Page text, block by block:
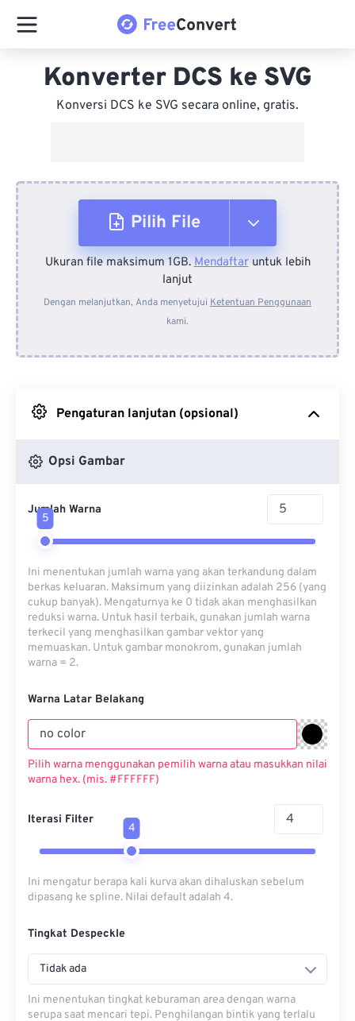
Konverter DCS ke SVG
Konversi DCS ke SVG secara online, gratis.
Pilih File
Dari Perangkat
Dari Dropbox
Ukuran file maksimum 1GB.Mendaftaruntuk lebih
lanjut
Dengan melanjutkan, Anda menyetujui Ketentuan Penggunaan
kami.
Pengaturan lanjutan (opsional)
Opsi Gambar
Jumlah Warna
5
Ini menentukan jumlah warna yang akan terkandung dalam
berkas keluaran. Maksimum yang diizinkan adalah 256 (yang
cukup banyak). Mengaturnya ke 0 tidak akan menghasilkan
reduksi warna. Untuk hasil terbaik, gunakan jumlah warna
terkecil yang menghasilkan gambar vektor yang
memuaskan. Untuk gambar monokrom, gunakan jumlah
warna = 2.
Warna Latar Belakang
Pilih warna menggunakan pemilih warna atau masukkan nilai
warna hex. (mis. #FFFFFF)
Iterasi Filter
4
Ini mengatur berapa kali kurva akan dihaluskan sebelum
dipasang ke spline. Nilai default adalah 4.
Tingkat Despeckle
Tidak ada
Ini menentukan tingkat keburaman area dengan warna
serupa saat mencari tepi. Penghilangan bintik yang terlalu